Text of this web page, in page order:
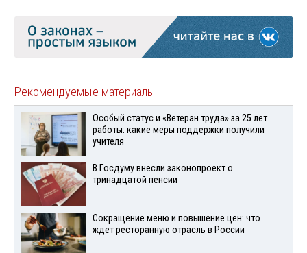
Рекомендуемые материалы
Особый статус и «Ветеран труда» за 25 лет
работы: какие меры поддержки получили
учителя
В Госдуму внесли законопроект о
тринадцатой пенсии
Сокращение меню и повышение цен: что
ждет ресторанную отрасль в России